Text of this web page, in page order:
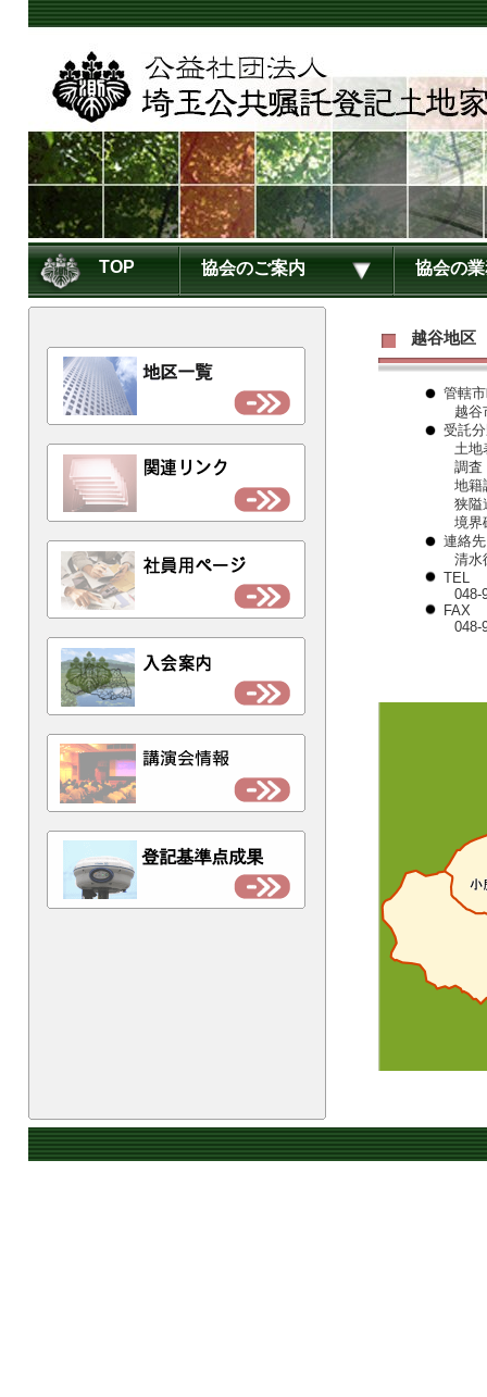
TOP 協会のご案内 協会の
越谷地区
管轄
越谷
受託
土地
調査
地籍
狭隘
境界
連絡先
清水
TEL
048-
FAX
048-